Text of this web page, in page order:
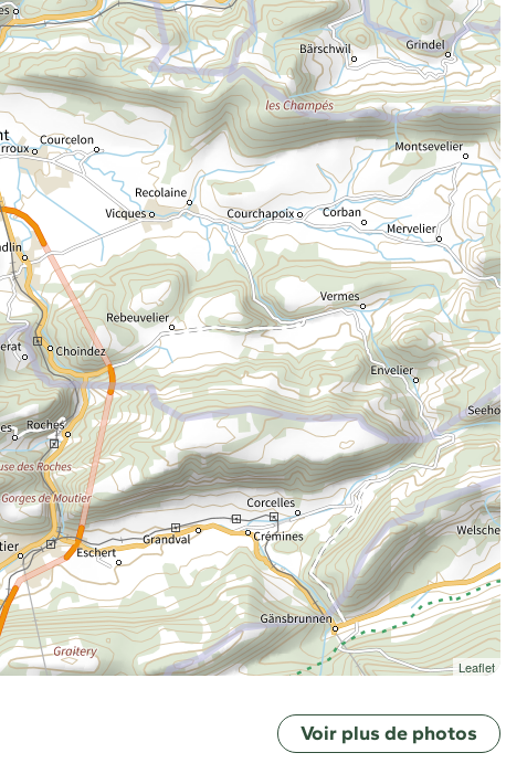
Leaflet
Voir plus de photos